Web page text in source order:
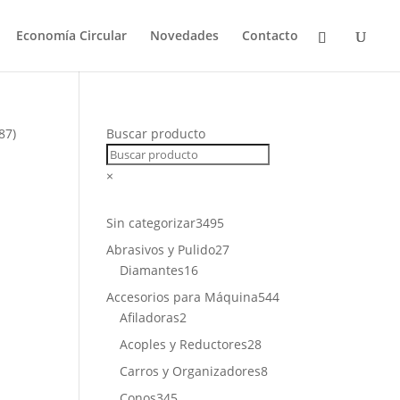
Economía Circular Novedades Contacto
Buscar producto
×
Sin categorizar3495
productos
Abrasivos y Pulido2727
Diamantes1616
productos
Accesorios para Máquina544544
Afiladoras2
productos
Acoples y Reductores2828
productos
Carros y Organizadores88